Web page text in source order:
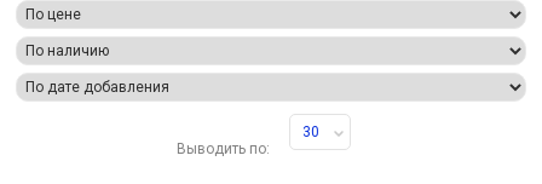
Выводить по:
30